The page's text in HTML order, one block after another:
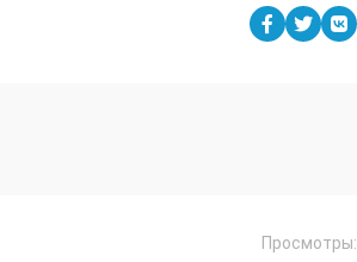
Просмотры: